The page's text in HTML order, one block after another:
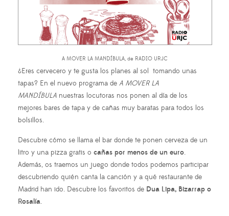
A MOVER LA MANDÍBULA, de RADIO URJC
¿Eres cervecero y te gusta los planes al sol tomando unas
tapas? En el nuevo programa de A MOVER LA
MANDÍBULA nuestras locutoras nos ponen al día de los
mejores bares de tapa y de cañas muy baratas para todos los
bolsillos.
Descubre cómo se llama el bar donde te ponen cerveza de un
litro y una pizza gratis o cañas por menos de un euro.
Además, os traemos un juego donde todos podemos participar
descubriendo quién canta la canción y a qué restaurante de
Madrid han ido. Descubre los favoritos de Dua Lipa, Bizarrap o
Rosalía.